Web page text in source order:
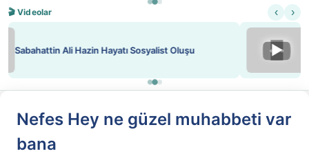
🎬 Videolar ‹ ›
▶ ATEŞ YAKMAK KONU ÖZET J. LONDON
Nefes Hey ne güzel muhabbeti var
bana